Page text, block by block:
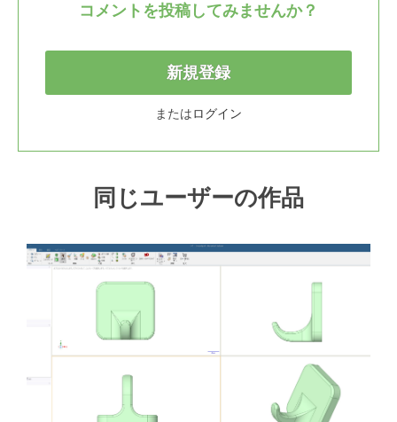
コメントを投稿してみませんか？
新規登録
またはログイン
同じユーザーの作品